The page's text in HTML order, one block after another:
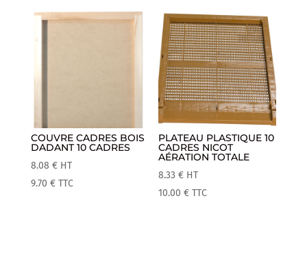
COUVRE CADRES BOIS
DADANT 10 CADRES
8.08 € HT
9.70 € TTC
PLATEAU PLASTIQUE 10
CADRES NICOT
AÉRATION TOTALE
8.33€ HT
10.00€ TTC